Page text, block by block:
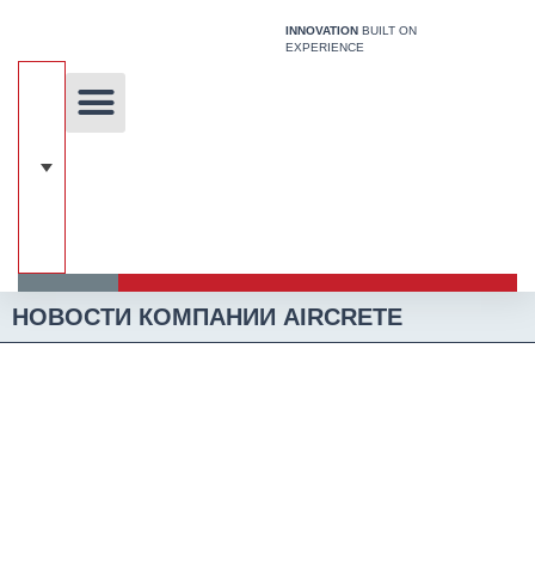
содержимому
INNOVATION BUILT ON
EXPERIENCE
НОВОСТИ КОМПАНИИ AIRCRETE